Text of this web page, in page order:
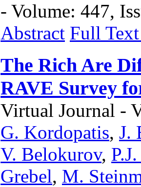
- Volume: 447,
Abstract Full
The Rich Are
RAVE Survey
Virtual Journal -
G. Kordopatis, J.
V. Belokurov,
Grebel, M.